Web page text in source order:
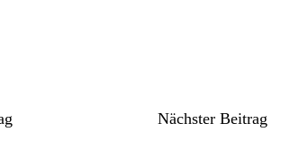
Nächster Beitrag